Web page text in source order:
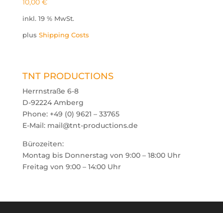
10,00 €
inkl. 19 % MwSt.
plus Shipping Costs
TNT PRODUCTIONS
Herrnstraße 6-8
D-92224 Amberg
Phone: +49 (0) 9621 – 33765
E-Mail: mail@tnt-productions.de
Bürozeiten:
Montag bis Donnerstag von 9:00 – 18:00 Uhr
Freitag von 9:00 – 14:00 Uhr